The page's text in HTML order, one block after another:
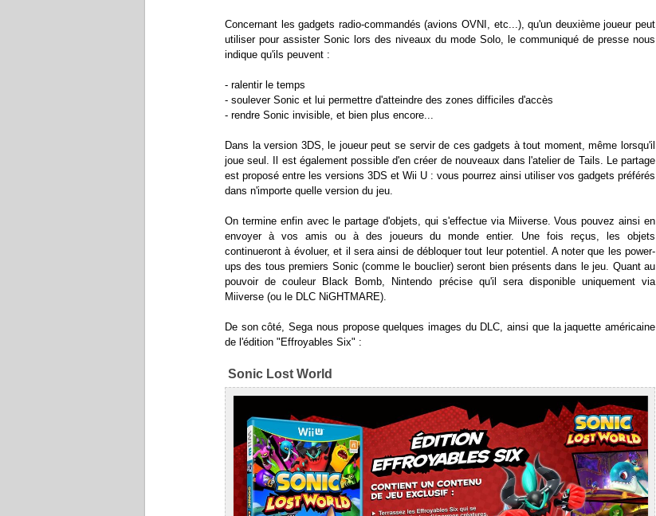
Concernant les gadgets radio-commandés (avions OVNI, etc...), qu'un deuxième joueur peut
utiliser pour assister Sonic lors des niveaux du mode Solo, le communiqué de presse nous
indique qu'ils peuvent :
- ralentir le temps
- soulever Sonic et lui permettre d'atteindre des zones difficiles d'accès
- rendre Sonic invisible, et bien plus encore...
Dans la version 3DS, le joueur peut se servir de ces gadgets à tout moment, même lorsqu'il
joue seul. Il est également possible d'en créer de nouveaux dans l'atelier de Tails. Le partage
est proposé entre les versions 3DS et Wii U : vous pourrez ainsi utiliser vos gadgets préférés
dans n'importe quelle version du jeu.
On termine enfin avec le partage d'objets, qui s'effectue via Miiverse. Vous pouvez ainsi en
envoyer à vos amis ou à des joueurs du monde entier. Une fois reçus, les objets
continueront à évoluer, et il sera ainsi de débloquer tout leur potentiel. A noter que les power-
ups des tous premiers Sonic (comme le bouclier) seront bien présents dans le jeu. Quant au
pouvoir de couleur Black Bomb, Nintendo précise qu'il sera disponible uniquement via
Miiverse (ou le DLC NiGHTMARE).
De son côté, Sega nous propose quelques images du DLC, ainsi que la jaquette américaine
de l'édition "Effroyables Six" :
Sonic Lost World